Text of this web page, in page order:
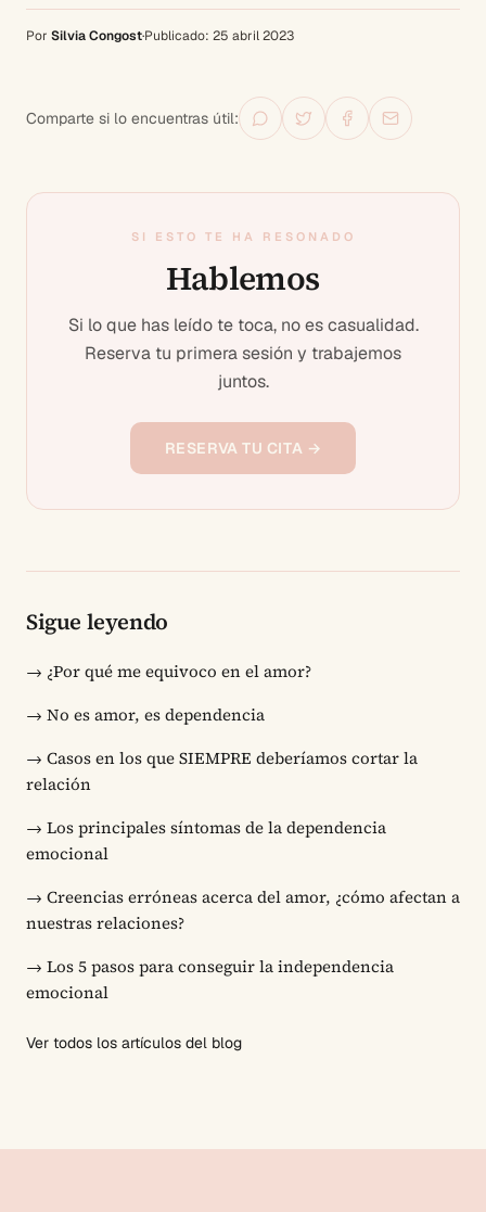
Por Silvia Congost·Publicado: 25 abril 2023
Comparte si lo encuentras útil:
SI ESTO TE HA RESONADO
Hablemos
Si lo que has leído te toca, no es casualidad.
Reserva tu primera sesión y trabajemos
juntos.
RESERVA TU CITA →
Sigue leyendo
→ ¿Por qué me equivoco en el amor?
→ No es amor, es dependencia
→ Casos en los que SIEMPRE deberíamos cortar la
relación
→ Los principales síntomas de la dependencia
emocional
→ Creencias erróneas acerca del amor, ¿cómo afectan a
nuestras relaciones?
→ Los 5 pasos para conseguir la independencia
emocional
Ver todos los artículos del blog